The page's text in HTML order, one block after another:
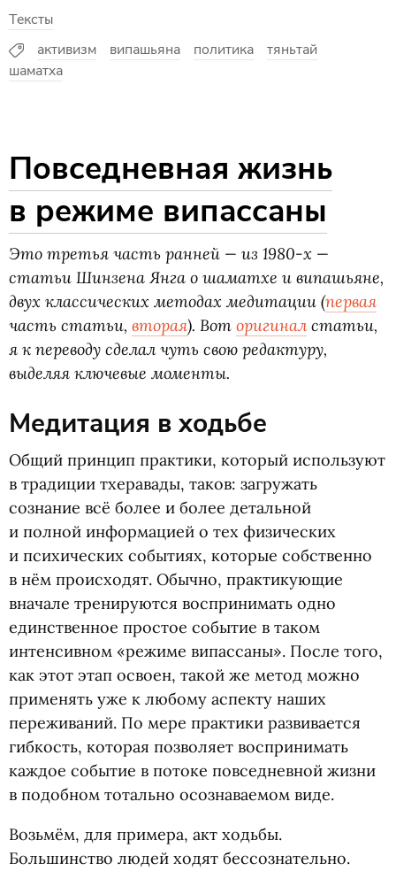
Тексты
активизм
випашьяна политика
тяньтай
шаматха
Повседневная жизнь
в режиме випассаны
Это третья часть ранней — из 1980-х —
статьи Шинзена Янга о шаматхе и випашьяне,
двух классических методах медитации (первая
часть статьи, вторая). Вот оригинал статьи,
я к переводу сделал чуть свою редактуру,
выделяя ключевые моменты.
Медитация в ходьбе
Общий принцип практики, который используют
в традиции тхеравады, таков: загружать
сознание всё более и более детальной
и полной информацией о тех физических
и психических событиях, которые собственно
в нём происходят. Обычно, практикующие
вначале тренируются воспринимать одно
единственное простое событие в таком
интенсивном «режиме випассаны». После того,
как этот этап освоен, такой же метод можно
применять уже к любому аспекту наших
переживаний. По мере практики развивается
гибкость, которая позволяет воспринимать
каждое событие в потоке повседневной жизни
в подобном тотально осознаваемом виде.
Возьмём, для примера, акт ходьбы.
Большинство людей ходят бессознательно.